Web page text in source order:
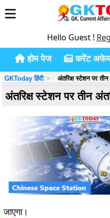
Hello Guest !
होम पेज करेंट
GKToday हिंदी अंतरिक्ष स्टेशन पर तीन
अंतरिक्ष स्टेशन पर तीन
जाएगा।